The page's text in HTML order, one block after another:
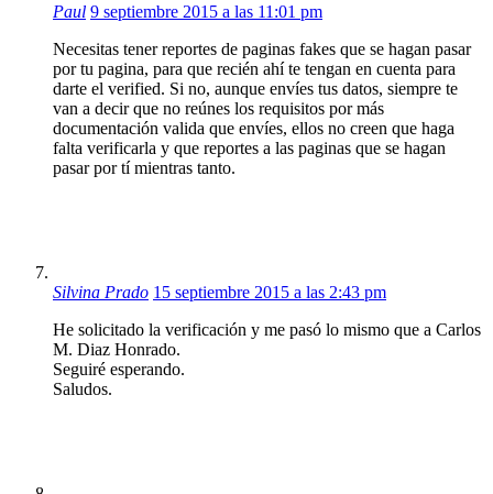
Paul 9 septiembre 2015 a las 11:01 pm
Necesitas tener reportes de paginas fakes que se hagan pasar
por tu pagina, para que recién ahí te tengan en cuenta para
darte el verified. Si no, aunque envíes tus datos, siempre te
van a decir que no reúnes los requisitos por más
documentación valida que envíes, ellos no creen que haga
falta verificarla y que reportes a las paginas que se hagan
pasar por tí mientras tanto.
Silvina Prado 15 septiembre 2015 a las 2:43 pm
He solicitado la verificación y me pasó lo mismo que a Carlos
M. Diaz Honrado.
Seguiré esperando.
Saludos.